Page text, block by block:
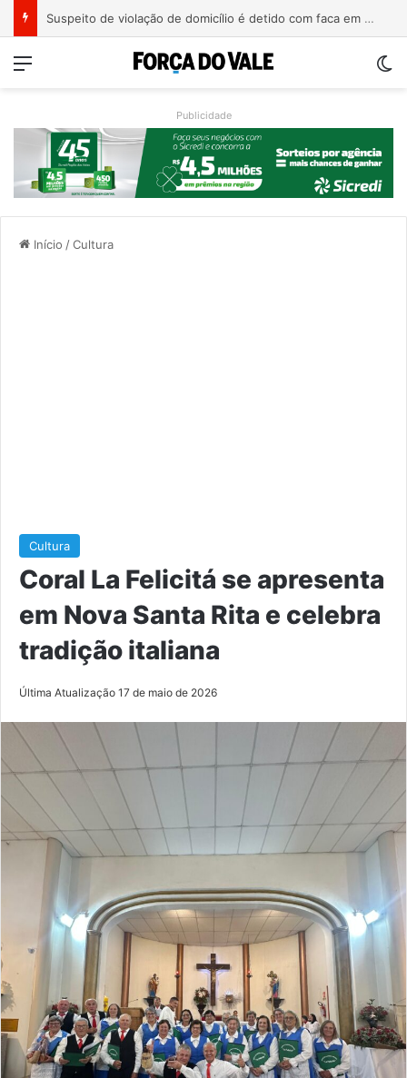
Suspeito de violação de domicílio é detido com faca em prédio de Estrela
Menu
Publicidade
Início /Cultura
Cultura
Coral La Felicitá se apresenta
em Nova Santa Rita e celebra
tradição italiana
Última Atualização 17 de maio de 2026